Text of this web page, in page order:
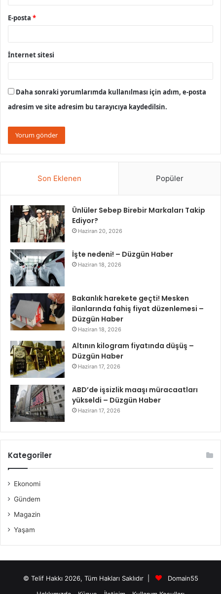
E-posta *
İnternet sitesi
Daha sonraki yorumlarımda kullanılması için adım, e-posta
adresim ve site adresim bu tarayıcıya kaydedilsin.
Son Eklenen Popüler
Ünlüler Sebep Birebir Markaları Takip
Ediyor?
Haziran 20, 2026
İşte nedeni! – Düzgün Haber
Haziran 18, 2026
Bakanlık harekete geçti! Mesken
ilanlarında fahiş fiyat düzenlemesi –
Düzgün Haber
Haziran 18, 2026
Altının kilogram fiyatında düşüş –
Düzgün Haber
Haziran 17, 2026
ABD’de işsizlik maaşı müracaatları
yükseldi – Düzgün Haber
Haziran 17, 2026
Kategoriler
Ekonomi
Gündem
Magazin
Yaşam
© Telif Hakkı 2026, Tüm Hakları Saklıdır |
Domain55